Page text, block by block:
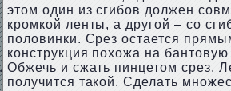
этом один из сгибов должен
кромкой ленты, а другой – со
половинки. Срез остается
конструкция похожа на бантовую
Обжечь и сжать пинцетом срез.
получится такой. Сделать